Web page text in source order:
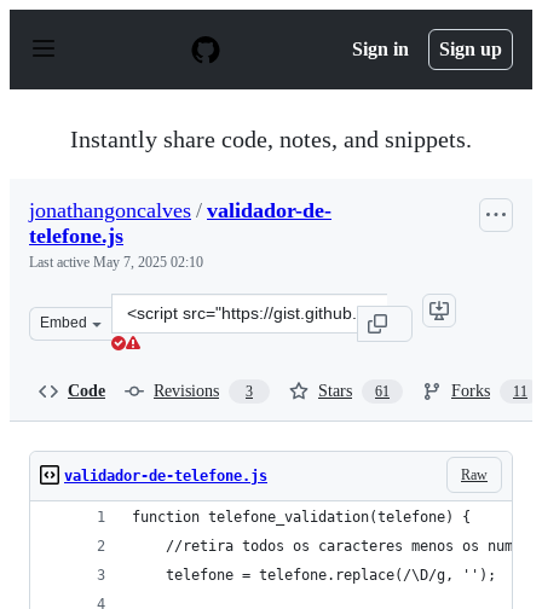
p
Sign in Sign up
Instantly share code, notes, and snippets.
jonathangoncalves / validador-de-
telefone.js
Last active May 7, 2025 02:10
Embed
Clone
this
Code Revisions 3 Stars 61 Forks 11
Raw
validador-de-telefone.js
function telefone_validation(telefone) {
//retira todos os caracteres menos os
    telefone = telefone.replace(/\D/g, '');